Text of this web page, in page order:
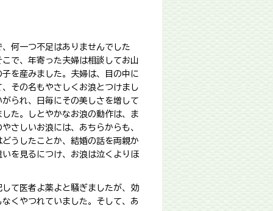
何一つ不足はありませんでした
で、年寄った夫婦は相談してお山
を産みました。夫婦は、目の中に
その名もやさしくお浪とつけまし
られ、日毎にその美しさを増して
た。しとやかなお浪の動作は、ま
さしいお浪には、あちらからも、
うしたことか、結婚の話を両親か
を見るにつけ、お浪は泣くよりほ
て医者よ薬よと騒ぎましたが、効
くやつれていました。そして、あ